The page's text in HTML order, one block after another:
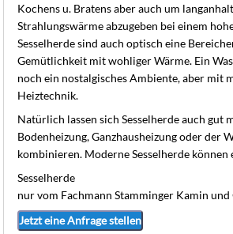
Kochens u. Bratens aber auch um
Strahlungswärme abzugeben bei einem
Sesselherde sind auch optisch eine
Gemütlichkeit mit wohliger Wärme. Ein
noch ein nostalgisches Ambiente, aber mit
Heiztechnik.
Natürlich lassen sich Sesselherde auch gut
Bodenheizung, Ganzhausheizung oder der
kombinieren. Moderne Sesselherde können
Sesselherde
nur vom Fachmann Stamminger Kamin und
Jetzt eine Anfrage stellen